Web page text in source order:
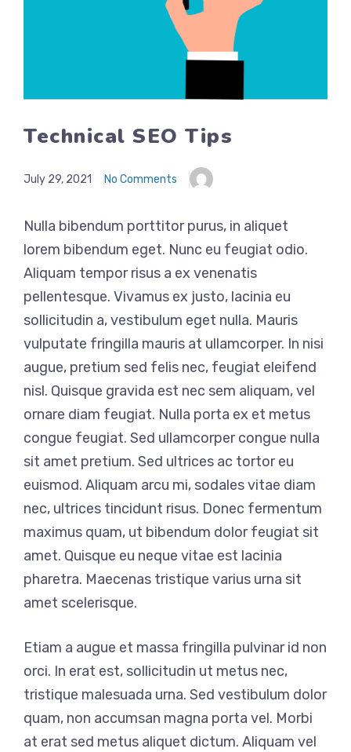
Technical SEO Tips
July 29, 2021 No Comments
Nulla bibendum porttitor purus, in aliquet
lorem bibendum eget. Nunc eu feugiat odio.
Aliquam tempor risus a ex venenatis
pellentesque. Vivamus ex justo, lacinia eu
sollicitudin a, vestibulum eget nulla. Mauris
vulputate fringilla mauris at ullamcorper. In nisi
augue, pretium sed felis nec, feugiat eleifend
nisl. Quisque gravida est nec sem aliquam, vel
ornare diam feugiat. Nulla porta ex et metus
congue feugiat. Sed ullamcorper congue nulla
sit amet pretium. Sed ultrices ac tortor eu
euismod. Aliquam arcu mi, sodales vitae diam
nec, ultrices tincidunt risus. Donec fermentum
maximus quam, ut bibendum dolor feugiat sit
amet. Quisque eu neque vitae est lacinia
pharetra. Maecenas tristique varius urna sit
amet scelerisque.
Etiam a augue et massa fringilla pulvinar id non
orci. In erat est, sollicitudin ut metus nec,
tristique malesuada urna. Sed vestibulum dolor
quam, non accumsan magna porta vel. Morbi
at erat sed metus aliquet dictum. Aliquam vel